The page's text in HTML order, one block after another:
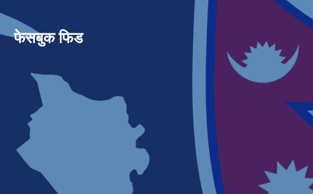
फेसबुक फिड